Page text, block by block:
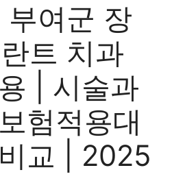
부여군 장
트 치과
| 시술과
험적용대
교 | 2025